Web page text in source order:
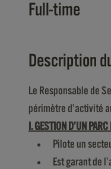
Full-time
Description
Le Responsable de
périmètre d’activité
I. GESTION D’UN
Pilote un
Est garant de